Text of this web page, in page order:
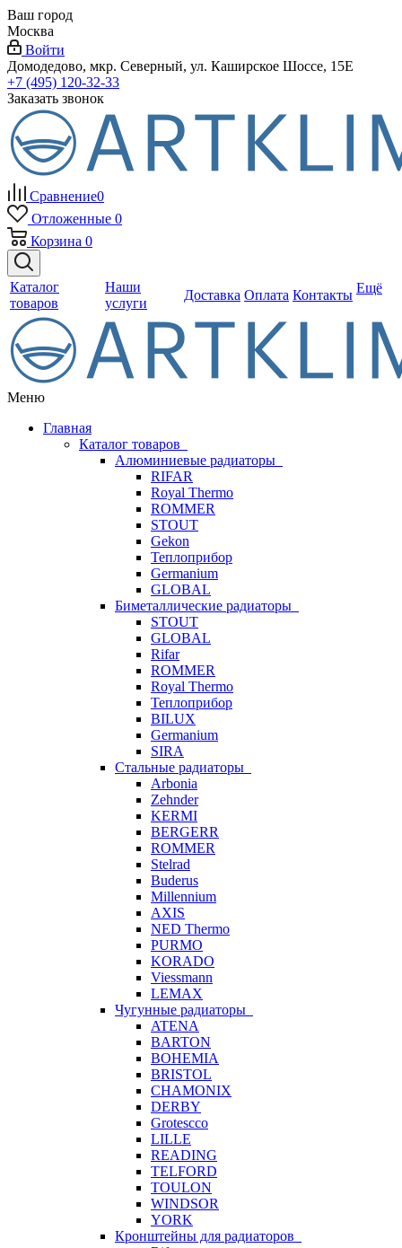
Ваш город
Москва
Войти
Домодедово, мкр. Северный, ул. Каширское Шоссе, 15Е
+7 (495) 120-32-33
Заказать звонок
Сравнение0
Отложенные 0
Корзина 0
Каталог
товаров
Наши
услуги
Доставка Оплата Контакты Ещё
Меню
Главная
Каталог товаров
Алюминиевые радиаторы
RIFAR
Royal Thermo
ROMMER
STOUT
Gekon
Теплоприбор
Germanium
GLOBAL
Биметаллические радиаторы
STOUT
GLOBAL
Rifar
ROMMER
Royal Thermo
Теплоприбор
BILUX
Germanium
SIRA
Стальные радиаторы
Arbonia
Zehnder
KERMI
BERGERR
ROMMER
Stelrad
Buderus
Millennium
AXIS
NED Thermo
PURMO
KORADO
Viessmann
LEMAX
Чугунные радиаторы
ATENA
BARTON
BOHEMIA
BRISTOL
CHAMONIX
DERBY
Grotescco
LILLE
READING
TELFORD
TOULON
WINDSOR
YORK
Кронштейны для радиаторов